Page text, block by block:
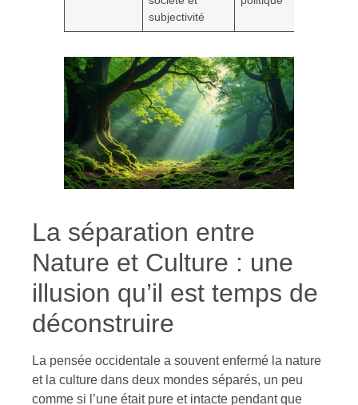
subjectivité
La séparation entre
Nature et Culture : une
illusion qu’il est temps de
déconstruire
La pensée occidentale a souvent enfermé la nature
et la culture dans deux mondes séparés, un peu
comme si l’une était pure et intacte pendant que